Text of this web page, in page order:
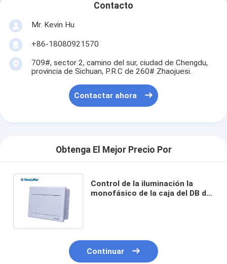
Contacto
Mr. Kevin Hu
+86-18080921570
709#, sector 2, camino del sur, ciudad de Chengdu,
provincia de Sichuan, P.R.C de 260# Zhaojuesi.
Contactar ahora
Obtenga El Mejor Precio Por
Control de la iluminación la
monofásico de la caja del DB del
Continuar